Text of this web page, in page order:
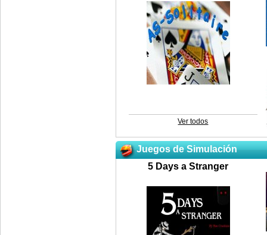
Ver todos
Juegos de Simulación
5 Days a Stranger